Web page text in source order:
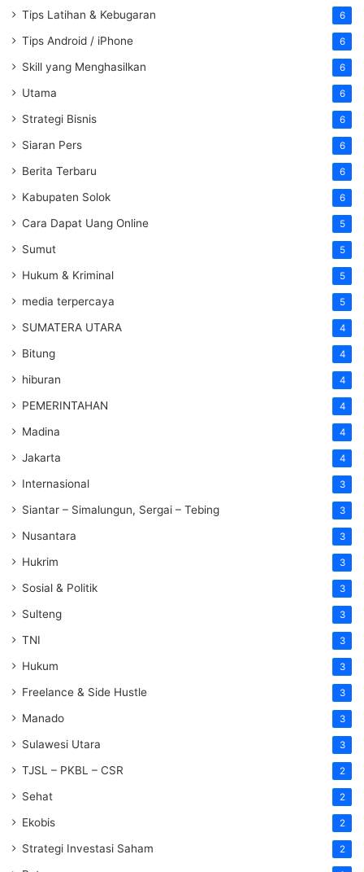
Tips Latihan & Kebugaran 6
Tips Android / iPhone 6
Skill yang Menghasilkan 6
Utama 6
Strategi Bisnis 6
Siaran Pers 6
Berita Terbaru 6
Kabupaten Solok 6
Cara Dapat Uang Online 5
Sumut 5
Hukum & Kriminal 5
media terpercaya 5
SUMATERA UTARA 4
Bitung 4
hiburan 4
PEMERINTAHAN 4
Madina 4
Jakarta 4
Internasional 3
Siantar – Simalungun, Sergai – Tebing 3
Nusantara 3
Hukrim 3
Sosial & Politik 3
Sulteng 3
TNI 3
Hukum 3
Freelance & Side Hustle 3
Manado 3
Sulawesi Utara 3
TJSL – PKBL – CSR 2
Sehat 2
Ekobis 2
Strategi Investasi Saham 2